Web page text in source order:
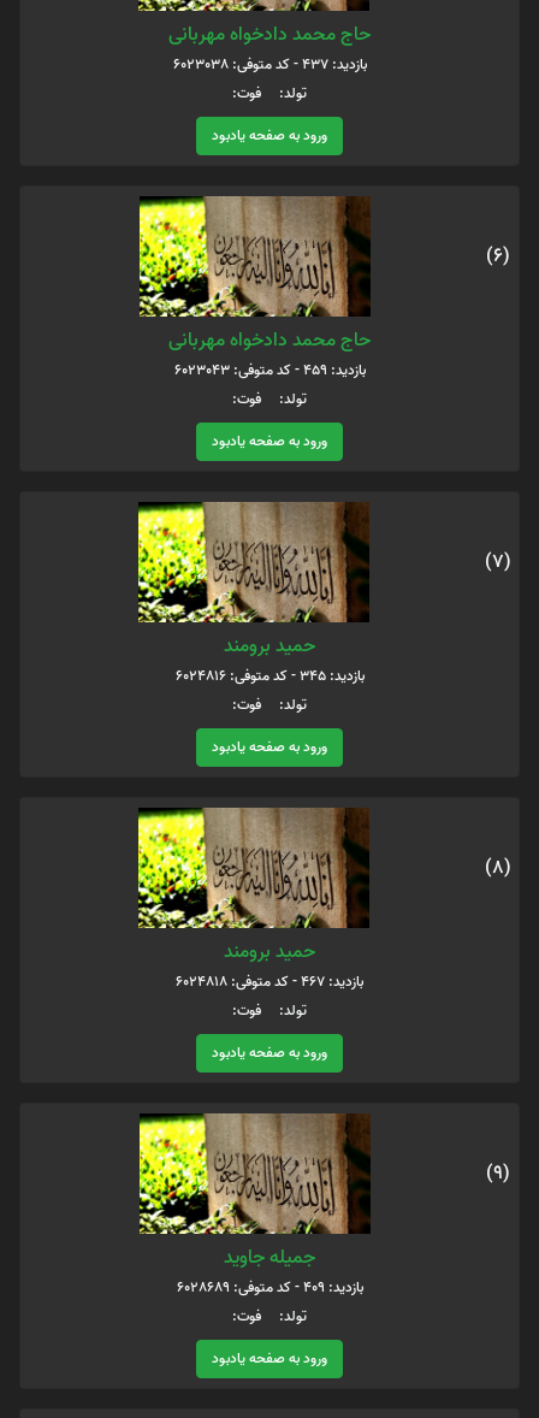
حاج محمد دادخواه مهربانی
بازدید: 437 - کد متوفی: 6023038
تولد: فوت:
ورود به صفحه یادبود
(6)
حاج محمد دادخواه مهربانی
بازدید: 459 - کد متوفی: 6023043
تولد: فوت:
ورود به صفحه یادبود
(7)
حمید برومند
بازدید: 345 - کد متوفی: 6024816
تولد: فوت:
ورود به صفحه یادبود
(8)
حمید برومند
بازدید: 467 - کد متوفی: 6024818
تولد: فوت:
ورود به صفحه یادبود
(9)
جمیله جاوید
بازدید: 409 - کد متوفی: 6028689
تولد: فوت:
ورود به صفحه یادبود